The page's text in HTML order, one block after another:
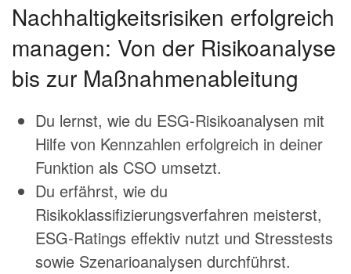
Nachhaltigkeitsrisiken erfolgreich
managen: Von der Risikoanalyse
bis zur Maßnahmenableitung
Du lernst, wie du ESG-Risikoanalysen mit
Hilfe von Kennzahlen erfolgreich in deiner
Funktion als CSO umsetzt.
Du erfährst, wie du
Risikoklassifizierungsverfahren meisterst,
ESG-Ratings effektiv nutzt und Stresstests
sowie Szenarioanalysen durchführst.